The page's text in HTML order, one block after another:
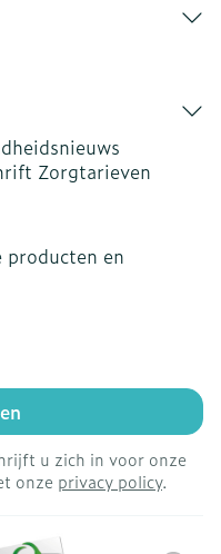
Zorgtarieven
producten en
u zich in voor onze
onze privacy policy.